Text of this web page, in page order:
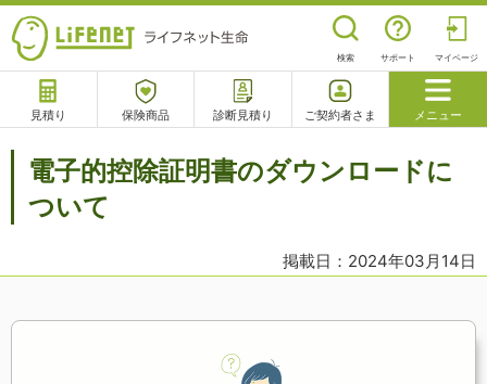
検索 サポート マイページ
見積り 保険商品 診断見積り ご契約者さま メニュー
サポート
閉じる
相談予約 よくあるご質問
電子的控除証明書のダウンロードに
ついて
掲載日：2024年03月14日